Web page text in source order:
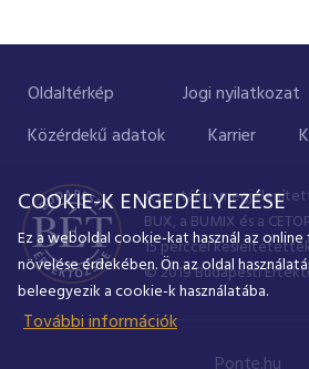
Oldaltérkép Jogi nyilatkozat
Közérdekű adatok
Karrier
A portálon
BUX, a BUMIX és a
15 perccel
© 2019 Budapesti
COOKIE-K ENGEDÉLYEZÉSE
Ez a weboldal cookie-kat használ az
növelése érdekében. Ön az oldal
beleegyezik a cookie-k használatába.
További információk